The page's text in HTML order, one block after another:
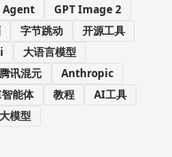
Agent
GPT Image 2
字节跳动
开源工具
大语言模型
腾讯混元
Anthropic
能体 教程
AI工具
大模型